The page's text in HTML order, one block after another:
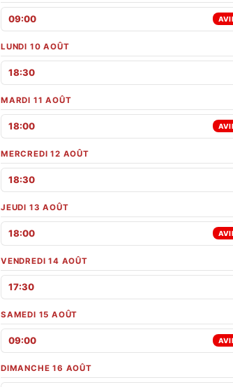
09:00
LUNDI 10 AOÛT
18:30
MARDI 11 AOÛT
18:00
MERCREDI 12 AOÛT
18:30
JEUDI 13 AOÛT
18:00
VENDREDI 14 AOÛT
17:30
SAMEDI 15 AOÛT
09:00
DIMANCHE 16 AOÛT